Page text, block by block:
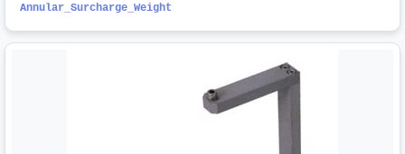
Annular_Surcharge_Weight